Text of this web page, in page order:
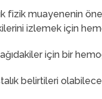
fizik muayenenin
izlemek için
için bir
belirtileri